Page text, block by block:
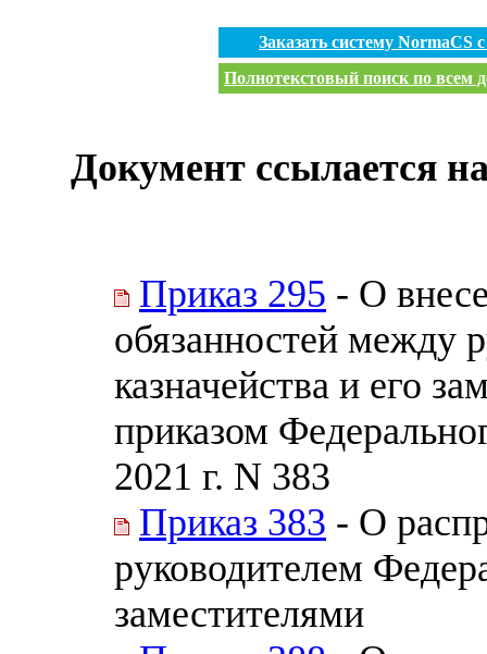
Заказать систему
Полнотекстовый поиск по всем
Документ ссылается
Приказ 295 - О
обязанностей между
казначейства и его
приказом
2021 г. N 383
Приказ 383 - О
руководителем
заместителями